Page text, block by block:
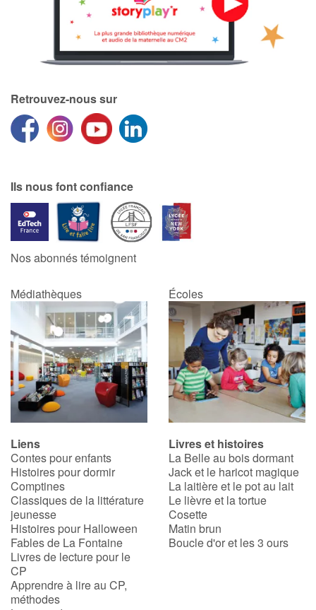
Catalogue anglais
Contraste +
Aide
Accueil
Écoles
Médiathèques
Blog
Actualités
Par thématique
Rencontres et témoignages
Contes d'ici et d'ailleurs
Autour de la lecture
Apprendre à lire
Livre audio
Retrouvez-nous sur
Ils nous font confiance
Nos abonnés témoignent
Médiathèques Écoles
Liens
Contes pour enfants
Histoires pour dormir
Comptines
Classiques de la littérature
jeunesse
Histoires pour Halloween
Fables de La Fontaine
Livres de lecture pour le
CP
Apprendre à lire au CP,
méthodes
Livres et histoires
La Belle au bois dormant
Jack et le haricot magique
La laitière et le pot au lait
Le lièvre et la tortue
Cosette
Matin brun
Boucle d'or et les 3 ours